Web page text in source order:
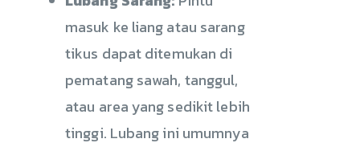
masuk ke liang atau sarang
tikus dapat ditemukan di
pematang sawah, tanggul,
atau area yang sedikit lebih
tinggi. Lubang ini umumnya